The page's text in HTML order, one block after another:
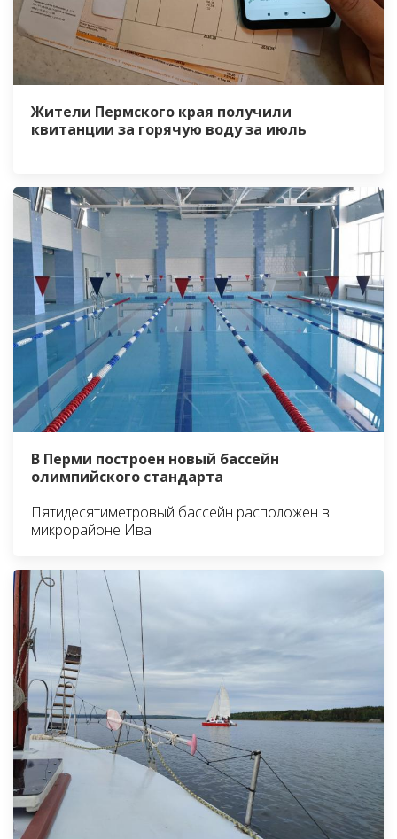
Жители Пермского края получили
квитанции за горячую воду за июль
В Перми построен новый бассейн
олимпийского стандарта
Пятидесятиметровый бассейн расположен в
микрорайоне Ива